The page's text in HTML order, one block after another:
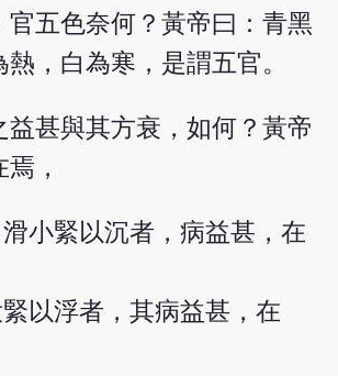
官五色奈何？黃帝曰：青黑
，白為寒，是謂五官。
益甚與其方衰，如何？黃帝
，
小緊以沉者，病益甚，在
以浮者，其病益甚，在